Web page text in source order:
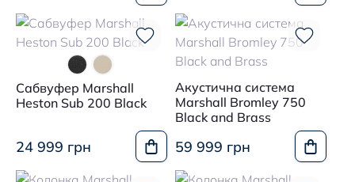
Сабвуфер Marshall
Heston Sub 200 Black
24 999 грн
Акустична система
Marshall Bromley 750
Black and Brass
59 999 грн